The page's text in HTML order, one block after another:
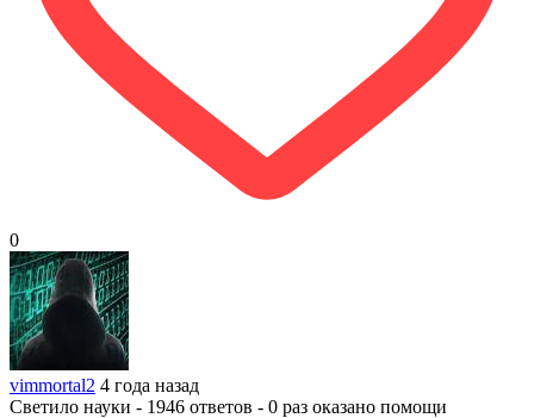
0
vimmortal2 4 года назад
Светило науки - 1946 ответов - 0 раз оказано помощи